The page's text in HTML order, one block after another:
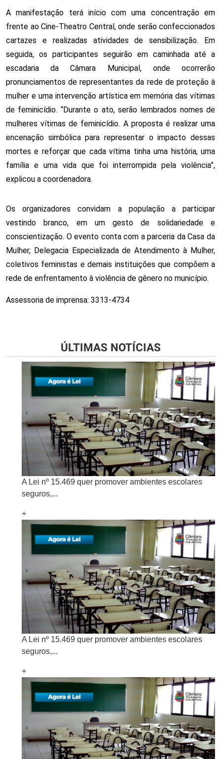
A manifestação terá início com uma concentração em
frente ao Cine-Theatro Central, onde serão confeccionados
cartazes e realizadas atividades de sensibilização. Em
seguida, os participantes seguirão em caminhada até a
escadaria da Câmara Municipal, onde ocorrerão
pronunciamentos de representantes da rede de proteção à
mulher e uma intervenção artística em memória das vítimas
de feminicídio. “Durante o ato, serão lembrados nomes de
mulheres vítimas de feminicídio. A proposta é realizar uma
encenação simbólica para representar o impacto dessas
mortes e reforçar que cada vítima tinha uma história, uma
família e uma vida que foi interrompida pela violência”,
explicou a coordenadora.
Os organizadores convidam a população a participar
vestindo branco, em um gesto de solidariedade e
conscientização. O evento conta com a parceria da Casa da
Mulher, Delegacia Especializada de Atendimento à Mulher,
coletivos feministas e demais instituições que compõem a
rede de enfrentamento à violência de gênero no município.
Assessoria de imprensa: 3313-4734
ÚLTIMAS NOTÍCIAS
A Lei nº 15.469 quer promover ambientes escolares
seguros,...
+
A Lei nº 15.469 quer promover ambientes escolares
seguros,...
+